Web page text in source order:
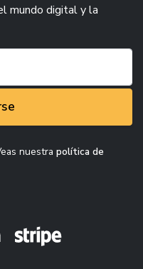
mundo digital y la
nuestra política de